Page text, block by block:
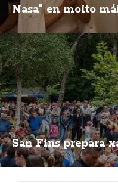
Nasa" en moito
San Fins prepara